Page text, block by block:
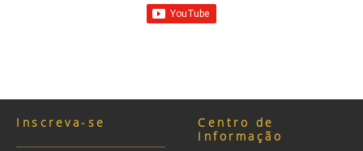
Inscreva-se
Centro de
Informação